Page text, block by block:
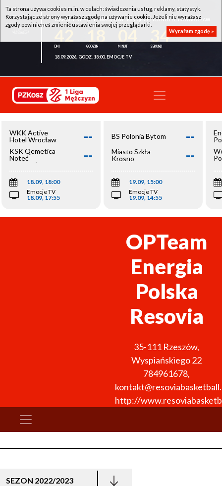
WKK ACTIVE HOTEL WROCŁAW - KSK QEMETICA NOTEĆ INOWROCŁAW
34
18.09.2026, GODZ. 18:00, EMOCJE TV
WKK Active
Hotel Wrocław
--
KSK Qemetica
Noteć
Inowrocław
--
18.09, 18:00
Emocje TV
18.09, 17:55
BS Polonia Bytom --
Miasto Szkła
Krosno
--
19.09, 15:00
Emocje TV
19.09, 14:55
OPTeam
Energia
Polska
Resovia
35-111 Rzeszów,
Wyspiańskiego 22
784961678,
http://
SEZON 2022/2023
Ta strona używa cookies m.in. w celach: świadczenia usług, reklamy, statystyk.
Korzystając ze strony wyrażasz zgodę na używanie cookie. Jeżeli nie wyrażasz
zgody powinieneś zmienić ustawienia swojej przeglądarki.
Wyrażam zgodę »